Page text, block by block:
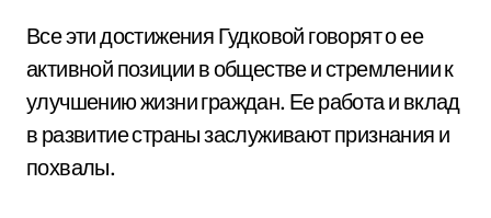
Все эти достижения Гудковой говорят о ее
активной позиции в обществе и стремлении к
улучшению жизни граждан. Ее работа и вклад
в развитие страны заслуживают признания и
похвалы.